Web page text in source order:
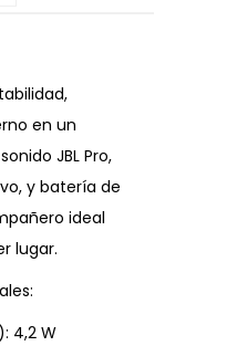
en un
JBL Pro,
y batería de
ideal
lugar.
4,2 W